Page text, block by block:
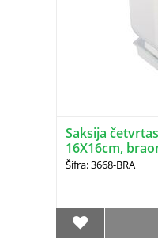
Saksija
16X16cm,
Šifra: 3668-BRA